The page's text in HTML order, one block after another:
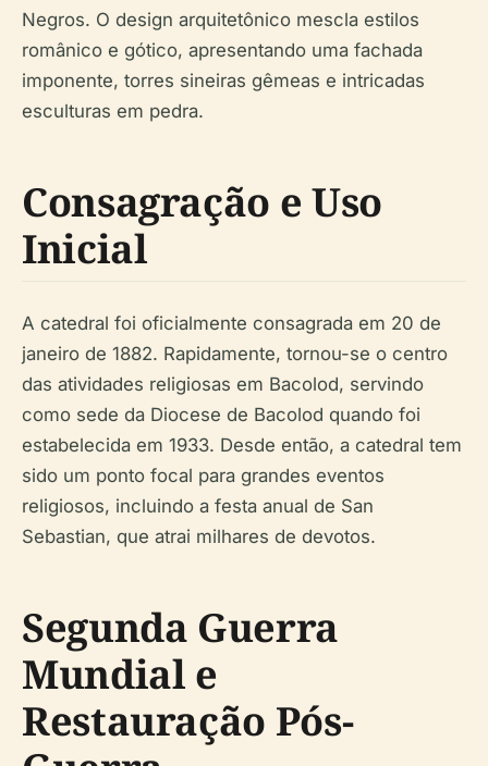
Negros. O design arquitetônico mescla estilos
românico e gótico, apresentando uma fachada
imponente, torres sineiras gêmeas e intricadas
esculturas em pedra.
Consagração e Uso
Inicial
A catedral foi oficialmente consagrada em 20 de
janeiro de 1882. Rapidamente, tornou-se o centro
das atividades religiosas em Bacolod, servindo
como sede da Diocese de Bacolod quando foi
estabelecida em 1933. Desde então, a catedral tem
sido um ponto focal para grandes eventos
religiosos, incluindo a festa anual de San
Sebastian, que atrai milhares de devotos.
Segunda Guerra
Mundial e
Restauração Pós-